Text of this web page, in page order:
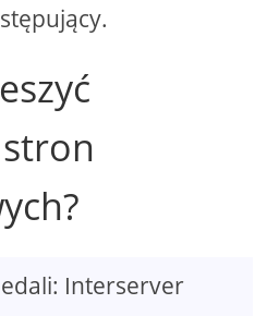
Interserver